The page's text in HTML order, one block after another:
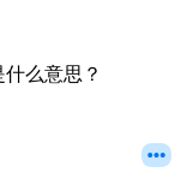
么意思？